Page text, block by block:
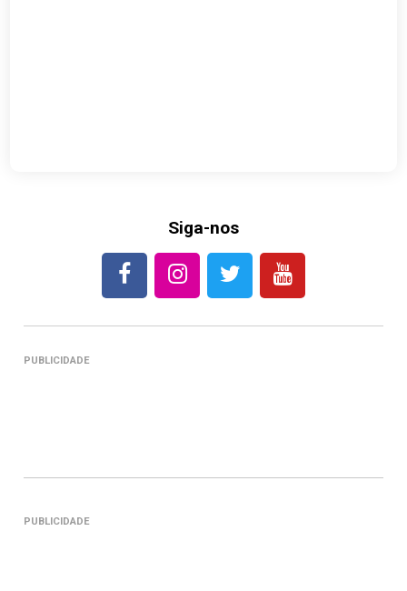
Siga-nos
PUBLICIDADE
PUBLICIDADE